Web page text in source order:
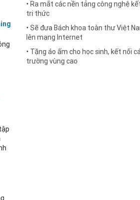
• Ra mắt các nền tảng công nghệ
tri thức
• Sẽ đưa Bách khoa toàn thư Việt
lên mạng Internet
• Tặng áo ấm cho học sinh, kết nối
trường vùng cao